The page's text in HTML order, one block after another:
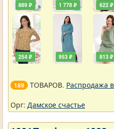
889 ₽
254 ₽
1 778 ₽
953 ₽
622 ₽
813 ₽
189 ТОВАРОВ. Распродажа
Орг: Дамское счастье